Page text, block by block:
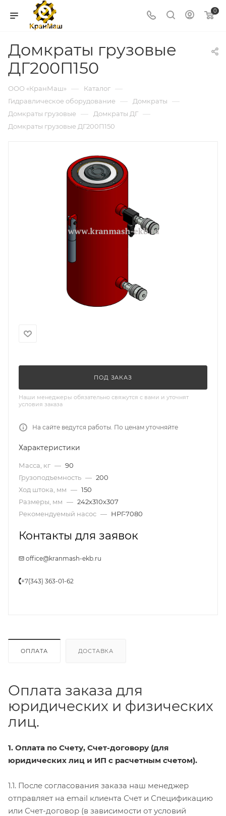
0
Домкраты грузовые
ДГ200П150
ООО «КранМаш» — Каталог —
Гидравлическое оборудование — Домкраты —
Домкраты грузовые — Домкраты ДГ —
Домкраты грузовые ДГ200П150
ПОД ЗАКАЗ
Наши менеджеры обязательно свяжутся с вами и уточнят
условия заказа
На сайте ведутся работы. По ценам уточняйте
Характеристики
Масса, кг — 90
Грузоподъемность — 200
Ход штока, мм — 150
Размеры, мм — 242х310х307
Рекомендуемый насос — НРГ-7080
Контакты для заявок
office@kranmash-ekb.ru
+7(343) 363-01-62
ОПЛАТА ДОСТАВКА
Оплата заказа для
юридических и физических
лиц.
1. Оплата по Счету, Счет-договору (для
юридических лиц и ИП с расчетным счетом).
1.1. После согласования заказа наш менеджер
отправляет на email клиента Счет и Спецификацию
или Счет-договор (в зависимости от условий